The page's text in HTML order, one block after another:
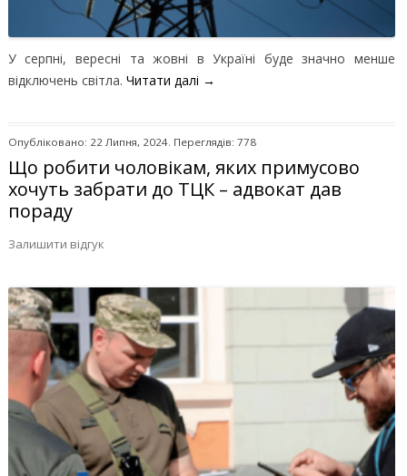
У серпні, вересні та жовні в Україні буде значно менше
відключень світла. Читати далі →
Опубліковано: 22 Липня, 2024. Переглядів: 778
Що робити чоловікам, яких примусово
хочуть забрати до ТЦК – адвокат дав
пораду
Залишити відгук